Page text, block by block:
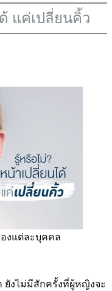
แค่เปลี่ยนคิ้ว
งแต่ละบุคคล
งไม่มีสักครั้งที่ผู้หญิงจะ